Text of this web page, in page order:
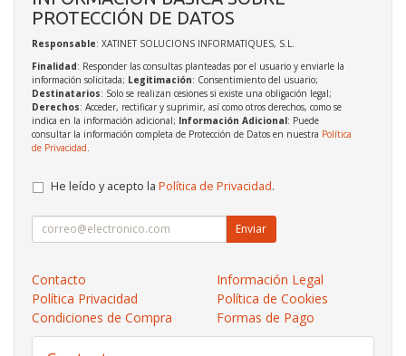
PROTECCIÓN DE DATOS
Responsable: XATINET SOLUCIONS INFORMATIQUES, S.L.
Finalidad: Responder las consultas planteadas por el usuario y enviarle la
información solicitada; Legitimación: Consentimiento del usuario;
Destinatarios: Solo se realizan cesiones si existe una obligación legal;
Derechos: Acceder, rectificar y suprimir, así como otros derechos, como se
indica en la información adicional; Información Adicional: Puede
consultar la información completa de Protección de Datos en nuestra Política
de Privacidad
He leído y acepto la Política de Privacidad.
Enviar
Contacto
Información Legal
Política Privacidad
Política de Cookies
Condiciones de Compra
Formas de Pago